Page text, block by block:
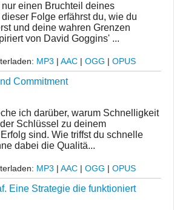
einen Bruchteil deines
Folge erfährst du, wie du
und deine wahren Grenzen
von David Goggins' ...
MP3 | AAC | OGG | OPUS
Commitment
ich darüber, warum Schnelligkeit
Schlüssel zu deinem
sind. Wie triffst du schnelle
dabei die Qualitä...
MP3 | AAC | OGG | OPUS
Eine Strategie die funktioniert